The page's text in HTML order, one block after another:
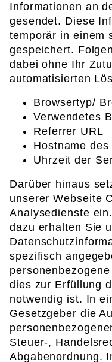
Informationen an
gesendet. Diese
temporär in einem
gespeichert.
dabei ohne Ihr
automatisierten
Browsertyp/
Verwendetes
Referrer URL
Hostname
Uhrzeit der
Darüber hinaus
unserer Webseite
Analysedienste
dazu erhalten Sie
spezifisch
dies zur Erfüllung
notwendig ist. In
Gesetzgeber die
Steuer-,
Abgabenordnung.